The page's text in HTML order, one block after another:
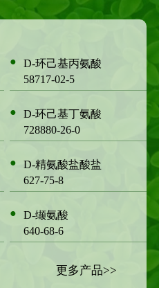
●
D-环己基丙氨酸
58717-02-5
●
D-环己基丁氨酸
728880-26-0
●
D-精氨酸盐酸盐
627-75-8
●
D-缬氨酸
640-68-6
更多产品>>